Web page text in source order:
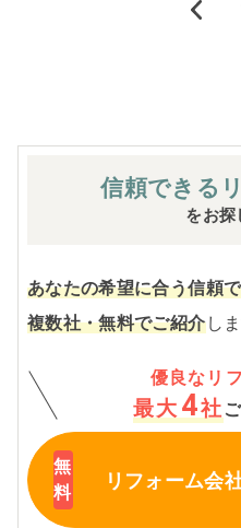
信頼できる
をお探
あなたの希望に合う信頼
複数社・無料でご紹介しま
優良なリ
最大 4社
リフォーム会